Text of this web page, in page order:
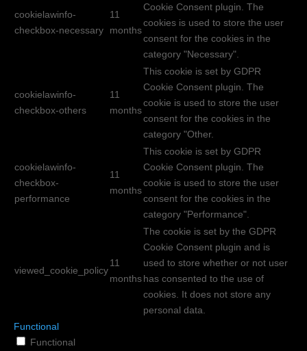
cookielawinfo-
checkbox-necessary
11
months
Cookie Consent plugin. The
cookies is used to store the user
consent for the cookies in the
category "Necessary".
cookielawinfo-
checkbox-others
11
months
This cookie is set by GDPR
Cookie Consent plugin. The
cookie is used to store the user
consent for the cookies in the
category "Other.
cookielawinfo-
checkbox-
performance
11
months
This cookie is set by GDPR
Cookie Consent plugin. The
cookie is used to store the user
consent for the cookies in the
category "Performance".
viewed_cookie_policy
11
months
The cookie is set by the GDPR
Cookie Consent plugin and is
used to store whether or not user
has consented to the use of
cookies. It does not store any
personal data.
Functional
Functional